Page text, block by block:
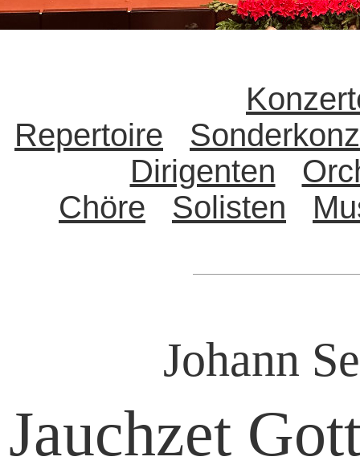
Repertoire
Dirigenten
Chöre
Solisten
Johann
Jauchzet